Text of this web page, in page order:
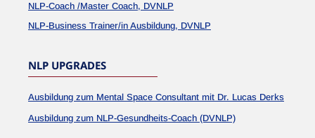
NLP-Coach /Master Coach, DVNLP
NLP-Business Trainer/in Ausbildung, DVNLP
NLP UPGRADES
Ausbildung zum Mental Space Consultant mit Dr. Lucas Derks
Ausbildung zum NLP-Gesundheits-Coach (DVNLP)